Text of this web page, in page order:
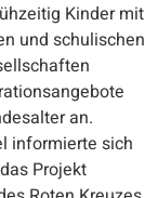
Kinder mit
und schulischen
an.
informierte sich
Projekt